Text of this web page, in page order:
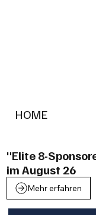
HOME
"Elite 8-
im August 26
Mehr erfahren